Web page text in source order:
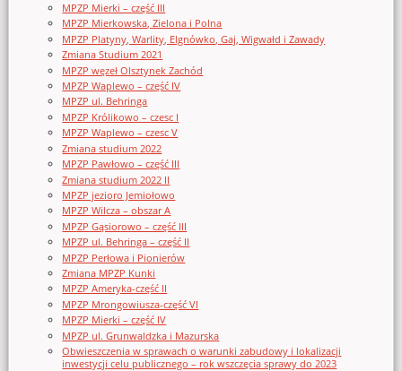
MPZP Mierki – część III
MPZP Mierkowska, Zielona i Polna
MPZP Platyny, Warlity, Elgnówko, Gaj, Wigwałd i Zawady
Zmiana Studium 2021
MPZP węzeł Olsztynek Zachód
MPZP Waplewo – część IV
MPZP ul. Behringa
MPZP Królikowo – czesc I
MPZP Waplewo – czesc V
Zmiana studium 2022
MPZP Pawłowo – część III
Zmiana studium 2022 II
MPZP jezioro Jemiołowo
MPZP Wilcza – obszar A
MPZP Gąsiorowo – część III
MPZP ul. Behringa – część II
MPZP Perłowa i Pionierów
Zmiana MPZP Kunki
MPZP Ameryka-część II
MPZP Mrongowiusza-część VI
MPZP Mierki – część IV
MPZP ul. Grunwaldzka i Mazurska
Obwieszczenia w sprawach o warunki zabudowy i lokalizacji
inwestycji celu publicznego – rok wszczęcia sprawy do 2023